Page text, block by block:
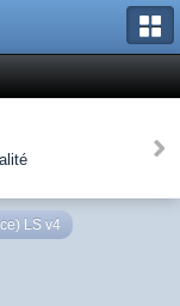
LS v4